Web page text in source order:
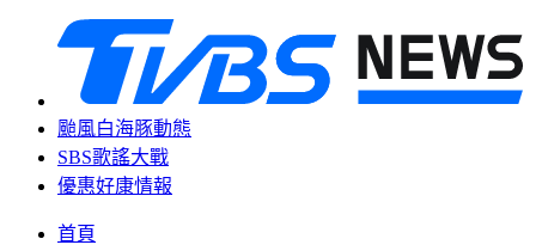
颱風白海豚動態
SBS歌謠大戰
優惠好康情報
首頁